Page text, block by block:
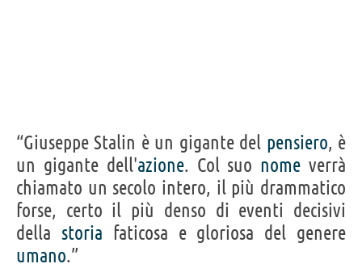
“Giuseppe Stalin è un gigante del pensiero, è
un gigante dell'azione. Col suo nome verrà
chiamato un secolo intero, il più drammatico
forse, certo il più denso di eventi decisivi
della storia faticosa e gloriosa del genere
umano.”